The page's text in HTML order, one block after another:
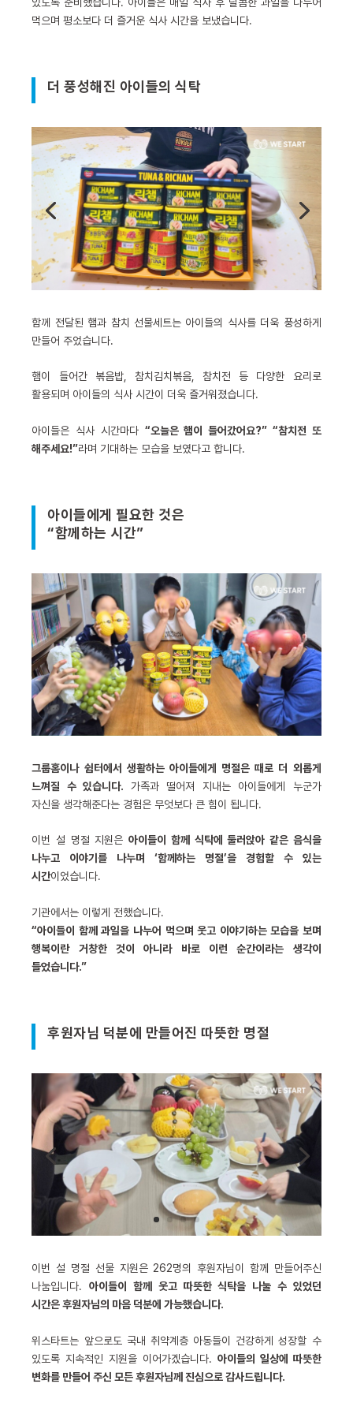
있도록 준비했습니다. 아이들은 매일 식사 후 달콤한 과일을 나누어
먹으며 평소보다 더 즐거운 식사 시간을 보냈습니다.
더 풍성해진 아이들의 식탁
함께 전달된 햄과 참치 선물세트는 아이들의 식사를 더욱 풍성하게
만들어 주었습니다.
햄이 들어간 볶음밥, 참치김치볶음, 참치전 등 다양한 요리로
활용되며 아이들의 식사 시간이 더욱 즐거워졌습니다.
아이들은 식사 시간마다 “오늘은 햄이 들어갔어요?” “참치전 또
해주세요!”라며 기대하는 모습을 보였다고 합니다.
아이들에게 필요한 것은
“함께하는 시간”
그룹홈이나 쉼터에서 생활하는 아이들에게 명절은 때로 더 외롭게
느껴질 수 있습니다. 가족과 떨어져 지내는 아이들에게 누군가
자신을 생각해준다는 경험은 무엇보다 큰 힘이 됩니다.
이번 설 명절 지원은아이들이 함께 식탁에 둘러앉아 같은 음식을
나누고 이야기를 나누며 ‘함께하는 명절’을 경험할 수 있는
시간이었습니다.
기관에서는 이렇게 전했습니다.
“아이들이 함께 과일을 나누어 먹으며 웃고 이야기하는 모습을 보며
행복이란 거창한 것이 아니라 바로 이런 순간이라는 생각이
들었습니다.”
후원자님 덕분에 만들어진 따뜻한 명절
이번 설 명절 선물 지원은 262명의 후원자님이 함께 만들어주신
나눔입니다.아이들이 함께 웃고 따뜻한 식탁을 나눌 수 있었던
시간은 후원자님의 마음 덕분에 가능했습니다.
위스타트는 앞으로도 국내 취약계층 아동들이 건강하게 성장할 수
있도록 지속적인 지원을 이어가겠습니다. 아이들의 일상에 따뜻한
변화를 만들어 주신 모든 후원자님께 진심으로 감사드립니다.